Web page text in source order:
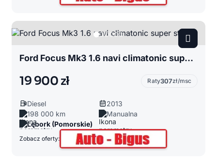
Ford Focus Mk3 1.6 navi climatonic super stan
19 900 zł Raty307zł/msc
Diesel
2013
198 000 km
Manualna
Lębork (Pomorskie)
Zobacz oferty: